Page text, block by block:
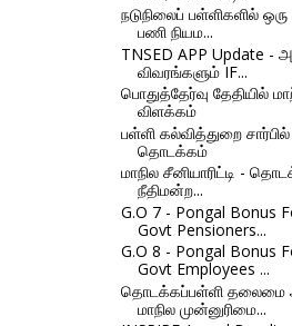
நடுநிலைப் பள்ளிகளில்
பணி நியம...
TNSED APP Update -
விவரங்களும் IF...
பொதுத்தேர்வு தேதியில்
விளக்கம்
பள்ளி கல்வித்துறை சார்பில்
தொடக்கம்
மாநில சீனியாரிட்டி -
நீதிமன்ற...
G.O 7 - Pongal Bonus
Govt Pensioners...
G.O 8 - Pongal Bonus
Govt Employees ...
தொடக்கப்பள்ளி தலைமை
மாநில முன்னுரிமை...